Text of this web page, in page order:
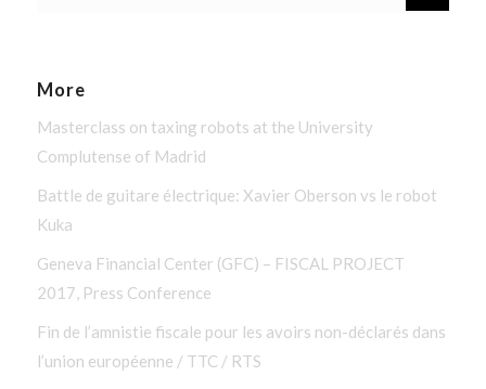
More
Masterclass on taxing robots at the University
Complutense of Madrid
Battle de guitare électrique: Xavier Oberson vs le robot
Kuka
Geneva Financial Center (GFC) – FISCAL PROJECT
2017, Press Conference
Fin de l’amnistie fiscale pour les avoirs non-déclarés dans
l’union européenne / TTC / RTS